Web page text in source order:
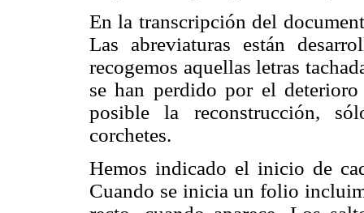
En la transcripción del
Las abreviaturas están
recogemos aquellas letras
se han perdido por el
posible la reconstrucción,
corchetes.
Hemos indicado el inicio de
Cuando se inicia un folio